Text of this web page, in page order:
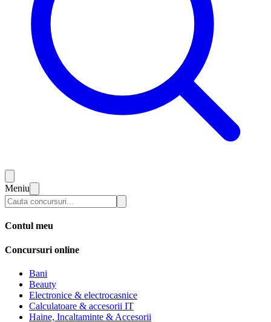
Meniu
Contul meu
Concursuri online
Bani
Beauty
Electronice & electrocasnice
Calculatoare & accesorii IT
Haine, Incaltaminte & Accesorii